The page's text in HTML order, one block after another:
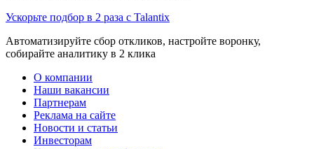
Ускорьте подбор в 2 раза с Talantix
Автоматизируйте сбор откликов, настройте воронку,
собирайте аналитику в 2 клика
О компании
Наши вакансии
Партнерам
Реклама на сайте
Новости и статьи
Инвесторам